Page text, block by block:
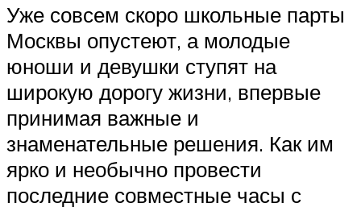
Уже совсем скоро школьные парты
Москвы опустеют, а молодые
юноши и девушки ступят на
широкую дорогу жизни, впервые
принимая важные и
знаменательные решения. Как им
ярко и необычно провести
последние совместные часы с